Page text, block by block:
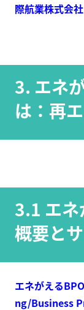
際航業株式会社
3. エネ
は：再
3.1 エ
概要と
エネがえる
ng/Business